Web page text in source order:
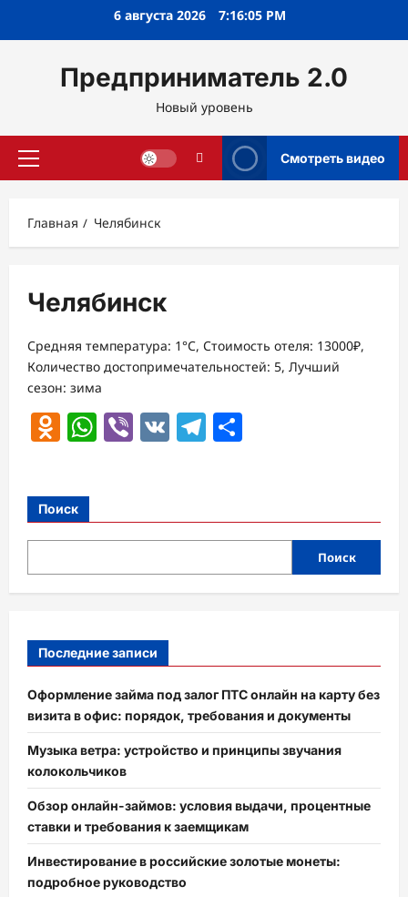
6 августа 2026 7:16:06 PM
Предприниматель 2.0
Новый уровень
Основное
Смотреть видео
Главная Челябинск
Челябинск
Средняя температура: 1°C, Стоимость отеля: 13000₽,
Количество достопримечательностей: 5, Лучший
сезон: зима
Odnoklassniki
WhatsApp
Viber
VK Telegram
Поиск
Поиск
Последние записи
Оформление займа под залог ПТС онлайн на карту без
визита в офис: порядок, требования и документы
Музыка ветра: устройство и принципы звучания
колокольчиков
Обзор онлайн-займов: условия выдачи, процентные
ставки и требования к заемщикам
Инвестирование в российские золотые монеты:
подробное руководство